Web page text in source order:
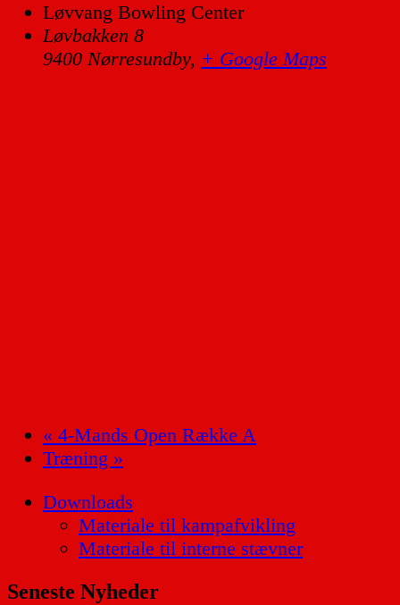
Løvvang Bowling Center
Løvbakken 8
9400 Nørresundby, + Google Maps
« 4-Mands Open Række A
Træning »
Downloads
Materiale til kampafvikling
Materiale til interne stævner
Seneste Nyheder